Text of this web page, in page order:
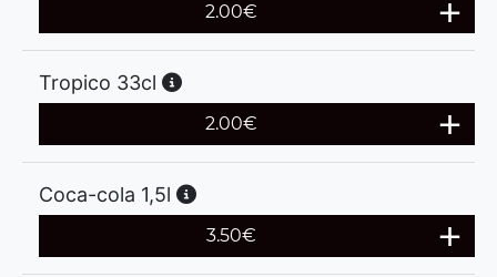
2.00€
Tropico 33cl
2.00€
Coca-cola 1,5l
3.50€